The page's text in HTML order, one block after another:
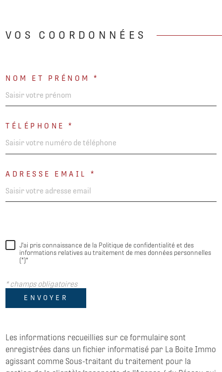
VOS COORDONNÉES
NOM ET PRÉNOM *
TÉLÉPHONE *
ADRESSE EMAIL *
J'ai pris connaissance de la Politique de confidentialité et des
informations relatives au traitement de mes données personnelles
(*)*
* champs obligatoires
ENVOYER
Les informations recueillies sur ce formulaire sont
enregistrées dans un fichier informatisé par La Boite Immo
agissant comme Sous-traitant du traitement pour la